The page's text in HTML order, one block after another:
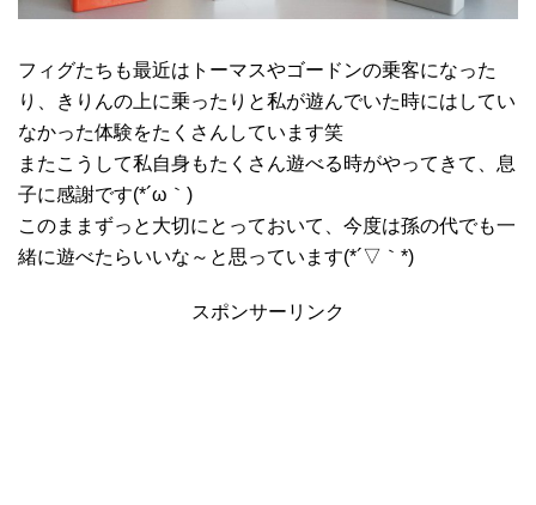
フィグたちも最近はトーマスやゴードンの乗客になった
り、きりんの上に乗ったりと私が遊んでいた時にはしてい
なかった体験をたくさんしています笑
またこうして私自身もたくさん遊べる時がやってきて、息
子に感謝です(*´ω｀)
このままずっと大切にとっておいて、今度は孫の代でも一
緒に遊べたらいいな～と思っています(*´▽｀*)
スポンサーリンク